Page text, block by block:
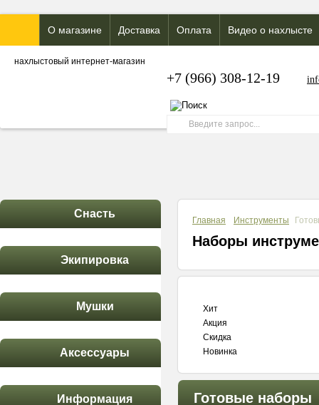
О магазине Доставка Оплата Видео о нахлысте
нахлыстовый интернет-магазин
+7 (966) 308-12-19
Снасть
Экипировка
Мушки
Аксессуары
Информация
Главная Инструменты
Наборы
Хит
Акция
Скидка
Новинка
Готовые наборы